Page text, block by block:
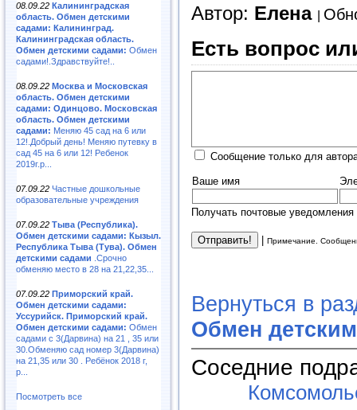
08.09.22 Калининградская
область. Обмен детскими
садами: Калининград.
Калининградская область.
Обмен детскими садами: Обмен
садами!.Здравствуйте!..
08.09.22 Москва и Московская
область. Обмен детскими
садами: Одинцово. Московская
область. Обмен детскими
садами: Меняю 45 сад на 6 или
12!.Добрый день! Меняю путевку в
сад 45 на 6 или 12! Ребенок
2019г.р...
07.09.22 Частные дошкольные
образовательные учреждения
07.09.22 Тыва (Республика).
Обмен детскими садами: Кызыл.
Республика Тыва (Тува). Обмен
детскими садами .Срочно
обменяю место в 28 на 21,22,35...
07.09.22 Приморский край.
Обмен детскими садами:
Уссурийск. Приморский край.
Обмен детскими садами: Обмен
садами с 3(Дарвина) на 21 , 35 или
30.Обменяю сад номер 3(Дарвина)
на 21,35 или 30 . Ребёнок 2018 г,
р...
Посмотреть все
Автор: Елена
Есть вопрос
Сообщение только для
Ваше имя
Получать почтовые
Примечание.
Вернуться в
Обмен
Соседние